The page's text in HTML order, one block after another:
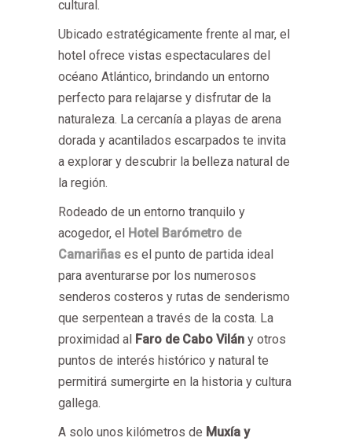
cultural.
Ubicado estratégicamente frente al mar, el
hotel ofrece vistas espectaculares del
océano Atlántico, brindando un entorno
perfecto para relajarse y disfrutar de la
naturaleza. La cercanía a playas de arena
dorada y acantilados escarpados te invita
a explorar y descubrir la belleza natural de
la región.
Rodeado de un entorno tranquilo y
acogedor, el Hotel Barómetro de
Camariñas es el punto de partida ideal
para aventurarse por los numerosos
senderos costeros y rutas de senderismo
que serpentean a través de la costa. La
proximidad al Faro de Cabo Vilán y otros
puntos de interés histórico y natural te
permitirá sumergirte en la historia y cultura
gallega.
A solo unos kilómetros de Muxía y